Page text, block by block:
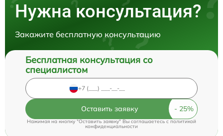
Нужна консультация?
Закажите бесплатную консультацию
Бесплатная консультация со
специалистом
Оставить заявку
Нажимая на кнопку "Оставить заявку" Вы соглашаетесь cполитикой
конфиденциальности